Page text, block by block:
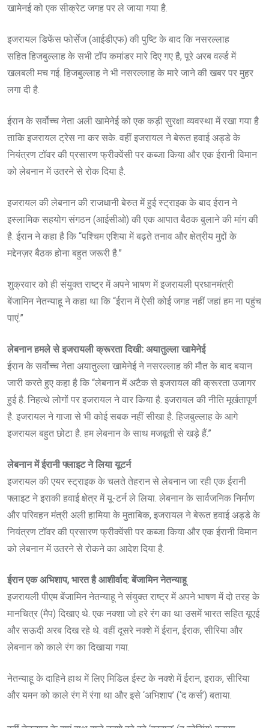
खामेनई को एक सीक्रेट जगह पर ले जाया गया है.
इजरायल डिफेंस फोर्सेज (आईडीएफ) की पुष्टि के बाद कि नसरल्लाह
सहित हिजबुल्लाह के सभी टॉप कमांडर मारे दिए गए है, पूरे अरब वर्ल्ड में
खलबली मच गई. हिजबुल्लाह ने भी नसरल्लाह के मारे जाने की खबर पर मुहर
लगा दी है.
ईरान के सर्वोच्च नेता अली खामेनेई को एक कड़ी सुरक्षा व्यवस्था में रखा गया है
ताकि इजरायल ट्रेस ना कर सके. वहीं इजरायल ने बेरूत हवाई अड्डे के
नियंत्रण टॉवर की प्रसारण फ्रीक्वेंसी पर कब्जा किया और एक ईरानी विमान
को लेबनान में उतरने से रोक दिया है.
इजरायल की लेबनान की राजधानी बेरुत में हुई स्ट्राइक के बाद ईरान ने
इस्लामिक सहयोग संगठन (आईसीओ) की एक आपात बैठक बुलाने की मांग की
है. ईरान ने कहा है कि “पश्चिम एशिया में बढ़ते तनाव और क्षेत्रीय मुद्दों के
मद्देनज़र बैठक होना बहुत जरूरी है.”
शुक्रवार को ही संयुक्त राष्ट्र में अपने भाषण में इजरायली प्रधानमंत्री
बेंजामिन नेतन्याहू ने कहा था कि “ईरान में ऐसी कोई जगह नहीं जहां हम ना पहुंच
पाएं.”
लेबनान हमले से इजरायली क्रूरता दिखी: अयातुल्ला खामेनेई
ईरान के सर्वोच्च नेता अयातुल्ला खामेनेई ने नसरल्लाह की मौत के बाद बयान
जारी करते हुए कहा है कि “लेबनान में अटैक से इजरायल की क्रूरता उजागर
हुई है. निहत्थे लोगों पर इजरायल ने वार किया है. इजरायल की नीति मूर्खतापूर्ण
है. इजरायल ने गाजा से भी कोई सबक नहीं सीखा है. हिजबुल्लाह के आगे
इजरायल बहुत छोटा है. हम लेबनान के साथ मजबूती से खड़े हैं.”
लेबनान में ईरानी फ्लाइट ने लिया यूटर्न
इजरायल की एयर स्ट्राइक के चलते तेहरान से लेबनान जा रही एक ईरानी
फ्लाइट ने इराकी हवाई क्षेत्र में यू-टर्न ले लिया. लेबनान के सार्वजनिक निर्माण
और परिवहन मंत्री अली हामिया के मुताबिक, इजरायल ने बेरूत हवाई अड्डे के
नियंत्रण टॉवर की प्रसारण फ्रीक्वेंसी पर कब्जा किया और एक ईरानी विमान
को लेबनान में उतरने से रोकने का आदेश दिया है.
ईरान एक अभिशाप, भारत है आशीर्वाद: बेंजामिन नेतन्याहू
इजरायली पीएम बेंजामिन नेतन्याहू ने संयुक्त राष्ट्र में अपने भाषण में दो तरह के
मानचित्र (मैप) दिखाए थे. एक नक्शा जो हरे रंग का था उसमें भारत सहित यूएई
और सऊदी अरब दिख रहे थे. वहीं दूसरे नक्शे में ईरान, ईराक, सीरिया और
लेबनान को काले रंग का दिखाया गया.
नेतन्‍याहू के दाहिने हाथ में लिए मिडिल ईस्‍ट के नक्‍शे में ईरान, इराक, सीरिया
और यमन को काले रंग में रंगा था और इसे ‘अभिशाप’ (‘द कर्स’) बताया.